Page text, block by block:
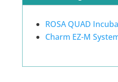
ROSA QUAD
Charm EZ-M